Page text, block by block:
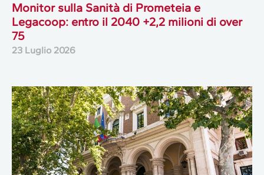
Monitor sulla Sanità di Prometeia e
Legacoop: entro il 2040 +2,2 milioni di over
75
23 Luglio 2026